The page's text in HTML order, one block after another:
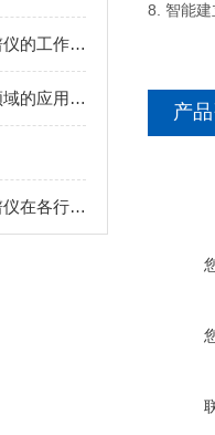
解读手持式合金分析光谱仪的工作原理
三元催化分析仪在环保领域的应用与价值
浅谈手持式元素分析光谱仪在各行业中的应用
8. 智能建
产